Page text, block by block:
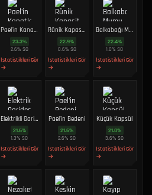
Pael'in Kanatları
23.3%
2.6% SO
İstatistikleri Gör
→
Rünik Kapasitör
22.9%
0.6% SO
İstatistikleri Gör
→
Balkabağı Mumu
22.4%
1.0%SO
İstatistikleri Gör
→
Elektrikli Garides
21.6%
1.3%SO
İstatistikleri Gör
→
Pael'in Bedeni
21.6%
2.6%SO
İstatistikleri Gör
→
Küçük Kapsül
21.0%
3.6%SO
İstatistikleri Gör
→